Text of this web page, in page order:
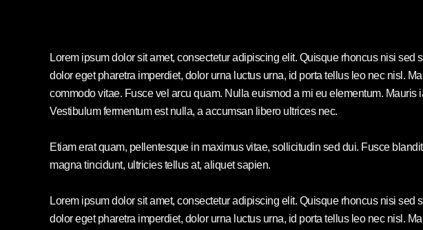
Lorem ipsum dolor sit amet, consectetur adipiscing elit. Quisque rhoncus nisi
dolor eget pharetra imperdiet, dolor urna luctus urna, id porta tellus leo nec nisl.
commodo vitae. Fusce vel arcu quam. Nulla euismod a mi eu elementum.
Vestibulum fermentum est nulla, a accumsan libero ultrices nec.
Etiam erat quam, pellentesque in maximus vitae, sollicitudin sed dui. Fusce
magna tincidunt, ultricies tellus at, aliquet sapien.
Lorem ipsum dolor sit amet, consectetur adipiscing elit. Quisque rhoncus nisi
dolor eget pharetra imperdiet, dolor urna luctus urna, id porta tellus leo nec nisl.